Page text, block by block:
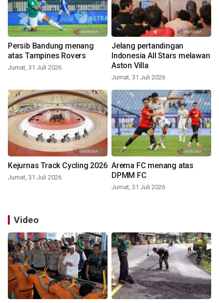
Persib Bandung menang
atas Tampines Rovers
Jumat, 31 Juli 2026
Jelang pertandingan
Indonesia All Stars melawan
Aston Villa
Jumat, 31 Juli 2026
Kejurnas Track Cycling 2026
Jumat, 31 Juli 2026
Arema FC menang atas
DPMM FC
Jumat, 31 Juli 2026
Video